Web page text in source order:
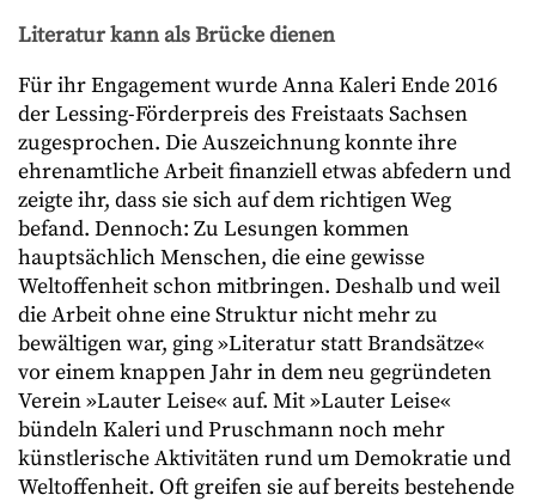
Literatur kann als Brücke dienen
Für ihr Engagement wurde Anna Kaleri Ende 2016
der Lessing-Förderpreis des Freistaats Sachsen
zugesprochen. Die Auszeichnung konnte ihre
ehrenamtliche Arbeit finanziell etwas abfedern und
zeigte ihr, dass sie sich auf dem richtigen Weg
befand. Dennoch: Zu Lesungen kommen
hauptsächlich Menschen, die eine gewisse
Weltoffenheit schon mitbringen. Deshalb und weil
die Arbeit ohne eine Struktur nicht mehr zu
bewältigen war, ging »Literatur statt Brandsätze«
vor einem knappen Jahr in dem neu gegründeten
Verein »Lauter Leise« auf. Mit »Lauter Leise«
bündeln Kaleri und Pruschmann noch mehr
künstlerische Aktivitäten rund um Demokratie und
Weltoffenheit. Oft greifen sie auf bereits bestehende